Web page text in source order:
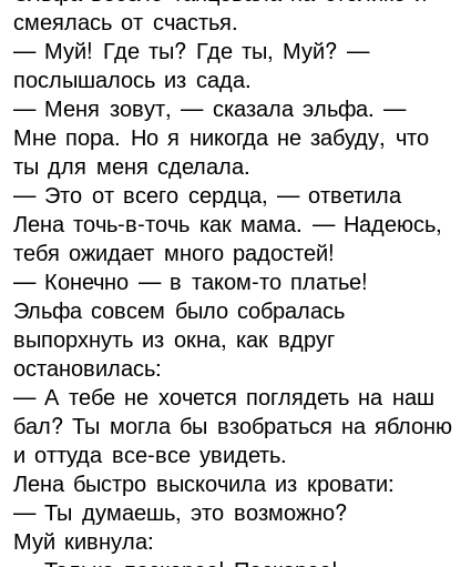
смеялась от счастья.
— Муй! Где ты? Где ты, Муй? —
послышалось из сада.
— Меня зовут, — сказала эльфа. —
Мне пора. Но я никогда не забуду, что
ты для меня сделала.
— Это от всего сердца, — ответила
Лена точь-в-точь как мама. — Надеюсь,
тебя ожидает много радостей!
— Конечно — в таком-то платье!
Эльфа совсем было собралась
выпорхнуть из окна, как вдруг
остановилась:
— А тебе не хочется поглядеть на наш
бал? Ты могла бы взобраться на яблоню
и оттуда все-все увидеть.
Лена быстро выскочила из кровати:
— Ты думаешь, это возможно?
Муй кивнула: